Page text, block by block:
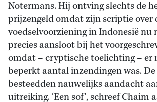
Notermans. Hij ontving slechts de
prijzengeld omdat zijn scriptie over
voedselvoorziening in Indonesië nu
precies aansloot bij het
omdat – cryptische toelichting – er
beperkt aantal inzendingen was.
besteedden nauwelijks aandacht
uitreiking. ‘Een sof', schreef Chaim